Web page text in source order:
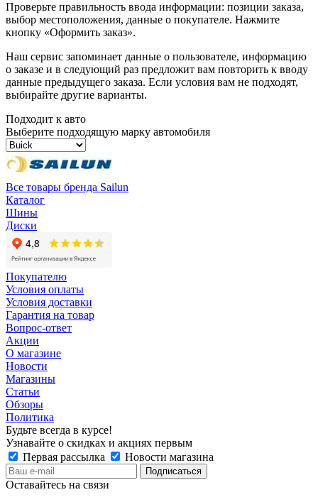
Проверьте правильность ввода информации: позиции заказа,
выбор местоположения, данные о покупателе. Нажмите
кнопку «Оформить заказ».
Наш сервис запоминает данные о пользователе, информацию
о заказе и в следующий раз предложит вам повторить к вводу
данные предыдущего заказа. Если условия вам не подходят,
выбирайте другие варианты.
Подходит к авто
Выберите подходящую марку автомобиля
Все товары бренда Sailun
Каталог
Шины
Диски
Покупателю
Условия оплаты
Условия доставки
Гарантия на товар
Вопрос-ответ
Акции
О магазине
Новости
Магазины
Статьи
Обзоры
Политика
Будьте всегда в курсе!
Узнавайте о скидках и акциях первым
Первая рассылка
Новости магазина
Оставайтесь на связи